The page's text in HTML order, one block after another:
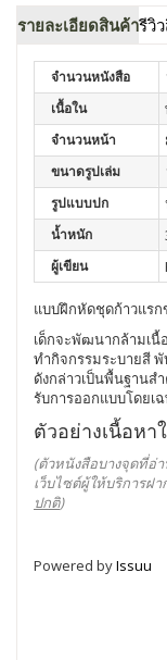
รายละเอียดสินค้ารีวิ
จำนวนหนังสือ
เนื้อใน
จำนวนหน้า
ขนาดรูปเล่ม
รูปแบบปก
น้ำหนัก
ผู้เขียน
แบบฝึกหัดชุดก้าวแร
เด็กจะพัฒนากล้ามเ
ทำกิจกรรมระบายสี
ดังกล่าวเป็นพื้นฐานส
รับการออกแบบโดยเ
ตัวอย่างเนื้อหา
(ตัวหนังสือบางจุดที่อ่
เว็บไซต์ผู้ให้บริการฝ
ปกติ)
Powered byIssuu